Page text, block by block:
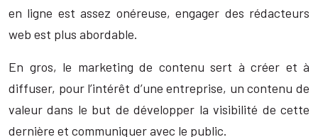
en ligne est assez onéreuse, engager des rédacteurs
web est plus abordable.
En gros, le marketing de contenu sert à créer et à
diffuser, pour l’intérêt d’une entreprise, un contenu de
valeur dans le but de développer la visibilité de cette
dernière et communiquer avec le public.